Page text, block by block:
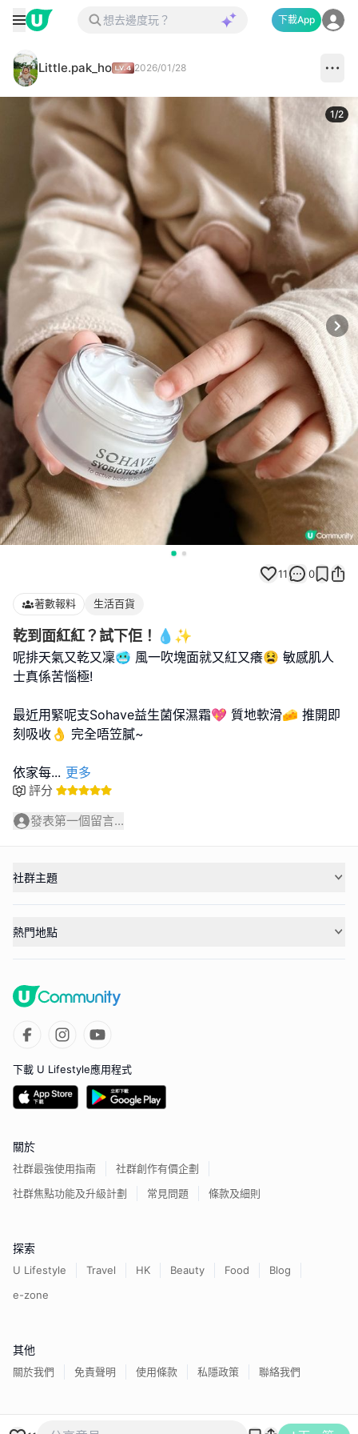
下載App
Little.pak_ho 2026/01/28
1/2
11 0
著數報料 生活百貨
乾到面紅紅？試下佢！💧✨
呢排天氣又乾又凜🥶 風一吹塊面就又紅又癢😫 敏感肌人
士真係苦惱極!
最近用緊呢支Sohave益生菌保濕霜💖 質地軟滑🧀 推開即
刻吸收👌 完全唔笠膩~
依家每... 更多
評分
發表第一個留言...
社群主題
熱門地點
下載 U Lifestyle應用程式
關於
社群最強使用指南
社群創作有價企劃
社群焦點功能及升級計劃
常見問題 條款及細則
探索
U Lifestyle Travel HK Beauty Food
Blog
e-zone
其他
關於我們 免責聲明 使用條款 私隱政策 聯絡我們